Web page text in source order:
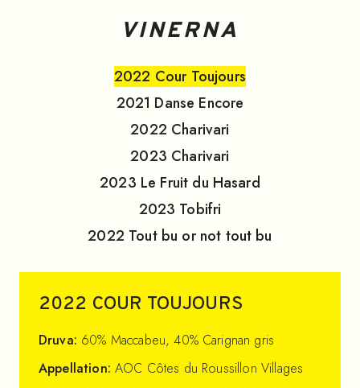
VINERNA
2022 Cour Toujours
2021 Danse Encore
2022 Charivari
2023 Charivari
2023 Le Fruit du Hasard
2023 Tobifri
2022 Tout bu or not tout bu
2022 COUR TOUJOURS
Druva: 60% Maccabeu, 40% Carignan gris
Appellation:AOC Côtes du Roussillon Villages